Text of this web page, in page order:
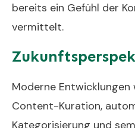
bereits ein Gefühl der
vermittelt.
Moderne
Content-Kuration,
Kategorisierung und